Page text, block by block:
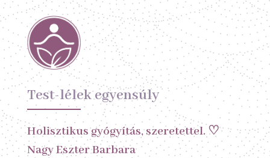
Test-lélek egyensúly
Holisztikus gyógyítás, szeretettel. ♡
Nagy Eszter Barbara